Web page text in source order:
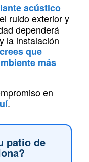
acústico
ruido exterior y
dependerá
la instalación
que
más
en
.
patio de